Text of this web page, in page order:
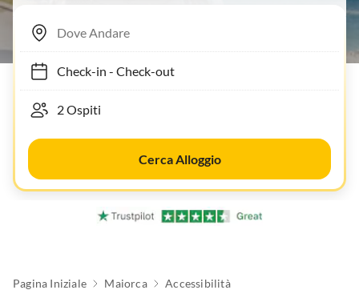
Check-in- Check-out
Cerca Alloggio
Pagina Iniziale Maiorca Accessibilità